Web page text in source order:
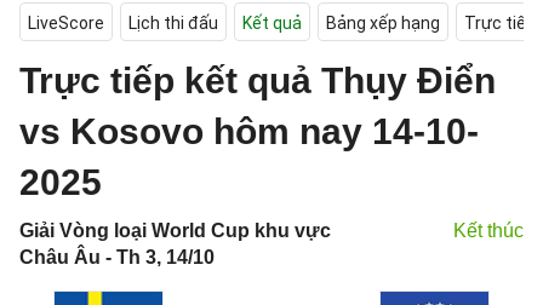
LiveScore Lịch thi đấu Kết quả Bảng xếp hạng Trực tiếp
Trực tiếp kết quả Thụy Điển
vs Kosovo hôm nay 14-10-
2025
Giải Vòng loại World Cup khu vực
Châu Âu - Th 3, 14/10
Kết thúc